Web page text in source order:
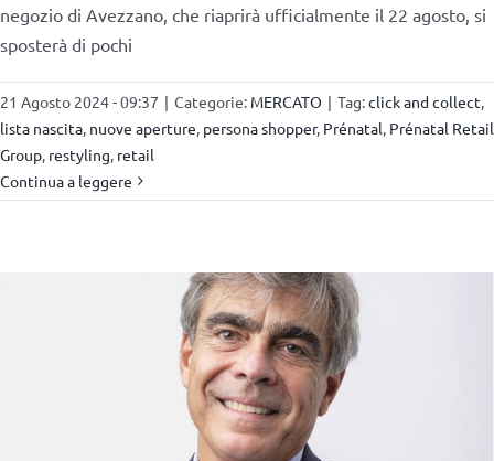
negozio di Avezzano, che riaprirà ufficialmente il 22 agosto, si
sposterà di pochi
21 Agosto 2024 - 09:37 | Categorie: MERCATO | Tag:click and collect
lista nascita nuove aperture persona shopper, Prénatal Prénatal Retail
Group restyling retail
Continua a leggere